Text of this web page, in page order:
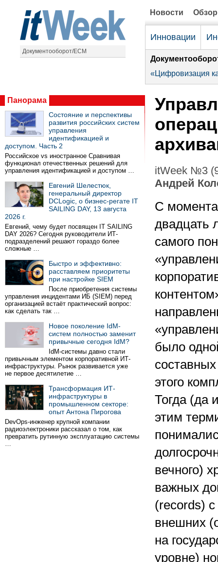
Документооборот/ECM
Новости
Инновации
«Цифровизация
Панорама
Состояние и перспективы
развития российских систем
управления
идентификацией и
доступом. Часть 2
Российское vs иностранное Сравнивая
функционал отечественных решений для
управления идентификацией и доступом …
Евгений Шелестюк,
генеральный директор
DCLogic, о бизнес-регате IT
SAILING DAY, 13 августа
2026 г.
Евгений, чему будет посвящен IT SAILING
DAY 2026? Сегодня руководители ИТ-
подразделений решают гораздо более
сложные …
Быстро и эффективно:
расставляем приоритеты
при настройке SIEM
После приобретения системы
управления инцидентами ИБ (SIEM) перед
организацией встаёт практический вопрос:
как сделать так …
Новое поколение IdM-
систем полностью заменит
привычные сегодня IdM?
IdM-системы давно стали
привычным элементом корпоративной ИТ-
инфраструктуры. Рынок развивается уже
не первое десятилетие …
Трансформация ИТ-
инфраструктуры в
промышленном секторе:
опыт Антона Пирогова
DevOps-инженер крупной компании
радиоэлектроники рассказал о том, как
превратить рутинную эксплуатацию системы
…
itWeek №3
Андрей
С
двадцать
самого
было
этого
Тогда (да
этим
вечного)
важных
(records)
внешних
на
уровне)